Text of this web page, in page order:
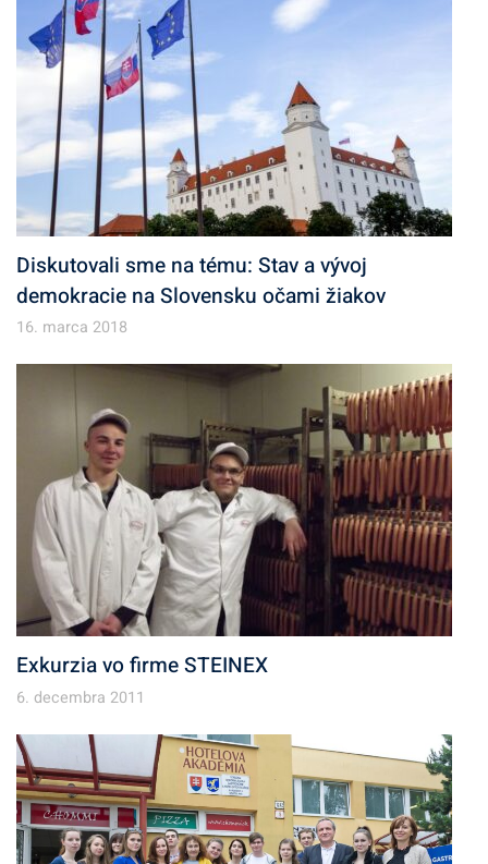
Diskutovali sme na tému: Stav a vývoj
demokracie na Slovensku očami žiakov
16. marca 2018
Exkurzia vo firme STEINEX
6. decembra 2011